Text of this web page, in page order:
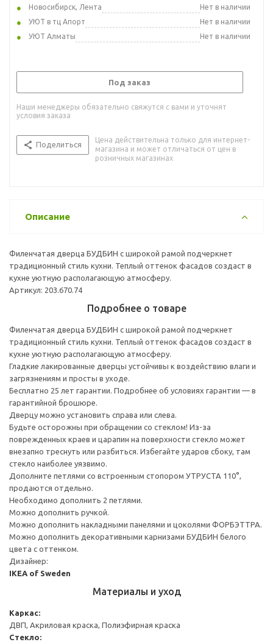
Новосибирск, Лента
Нет в наличии
УЮТ в тц Апорт
Нет в наличии
УЮТ Алматы
Нет в наличии
Под заказ
Наши менеджеры обязательно свяжутся с вами и уточнят
условия заказа
Поделиться
Цена действительна только для интернет-
магазина и может отличаться от цен в
розничных магазинах
Описание
Филенчатая дверца БУДБИН с широкой рамой подчеркнет
традиционный стиль кухни. Теплый оттенок фасадов создаст в
кухне уютную располагающую атмосферу.
Артикул: 203.670.74
Подробнее о товаре
Филенчатая дверца БУДБИН с широкой рамой подчеркнет
традиционный стиль кухни. Теплый оттенок фасадов создаст в
кухне уютную располагающую атмосферу.
Гладкие лакированные дверцы устойчивы к воздействию влаги и
загрязнениям и просты в уходе.
Бесплатно 25 лет гарантии. Подробнее об условиях гарантии — в
гарантийной брошюре.
Дверцу можно установить справа или слева.
Будьте осторожны при обращении со стеклом! Из-за
поврежденных краев и царапин на поверхности стекло может
внезапно треснуть или разбиться. Избегайте ударов сбоку, там
стекло наиболее уязвимо.
Дополните петлями со встроенным стопором УТРУСТА 110°,
продаются отдельно.
Необходимо дополнить 2 петлями.
Можно дополнить ручкой.
Можно дополнить накладными панелями и цоколями ФОРБЭТТРА.
Можно дополнить декоративными карнизами БУДБИН белого
цвета с оттенком.
Дизайнер:
IKEA of Sweden
Материалы и уход
Каркас:
ДВП, Акриловая краска, Полиэфирная краска
Стекло: